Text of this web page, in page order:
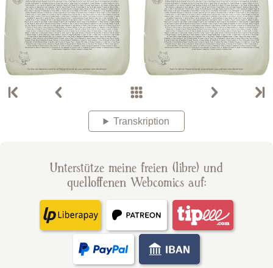
Transkription
Unterstütze meine freien (libre) und
quelloffenen Webcomics auf: